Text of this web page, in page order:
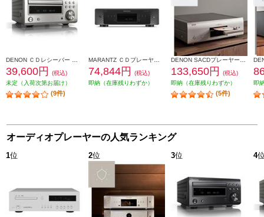
39,600円
(税込)
未定（入荷次第お届け）
(9件)
74,844円
(税込)
即納（在庫残りわずか）
133,650円
(税込)
即納（在庫残りわずか）
(5件)
即
オーディオプレーヤーの人気ランキング
1位 2位 3位 4